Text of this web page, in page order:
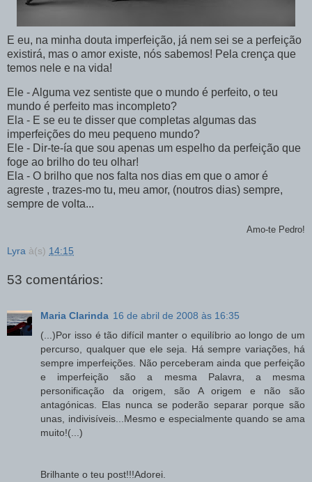
E eu, na minha douta imperfeição, já nem sei se a perfeição
existirá, mas o amor existe, nós sabemos! Pela crença que
temos nele e na vida!
Ele - Alguma vez sentiste que o mundo é perfeito, o teu
mundo é perfeito mas incompleto?
Ela - E se eu te disser que completas algumas das
imperfeições do meu pequeno mundo?
Ele - Dir-te-ía que sou apenas um espelho da perfeição que
foge ao brilho do teu olhar!
Ela - O brilho que nos falta nos dias em que o amor é
agreste , trazes-mo tu, meu amor, (noutros dias) sempre,
sempre de volta...
Amo-te Pedro!
Lyra à(s) 14:15
53 comentários:
Maria Clarinda 16 de abril de 2008 às 16:35
(...)Por isso é tão difícil manter o equilíbrio ao longo de um
percurso, qualquer que ele seja. Há sempre variações, há
sempre imperfeições. Não perceberam ainda que perfeição
e imperfeição são a mesma Palavra, a mesma
personificação da origem, são A origem e não são
antagónicas. Elas nunca se poderão separar porque são
unas, indivisíveis...Mesmo e especialmente quando se ama
muito!(...)
Brilhante o teu post!!!Adorei.